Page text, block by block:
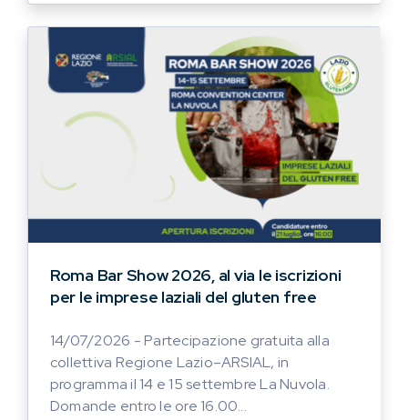
Roma Bar Show 2026, al via le iscrizioni
per le imprese laziali del gluten free
14/07/2026 - Partecipazione gratuita alla
collettiva Regione Lazio–ARSIAL, in
programma il 14 e 15 settembre La Nuvola.
Domande entro le ore 16.00...